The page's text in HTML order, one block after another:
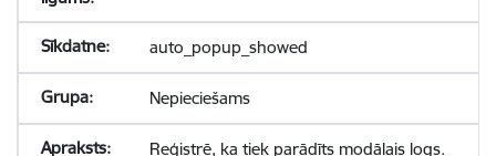
auto_popup_showed
Nepieciešams
Reģistrē, ka tiek parādīts modālais logs.